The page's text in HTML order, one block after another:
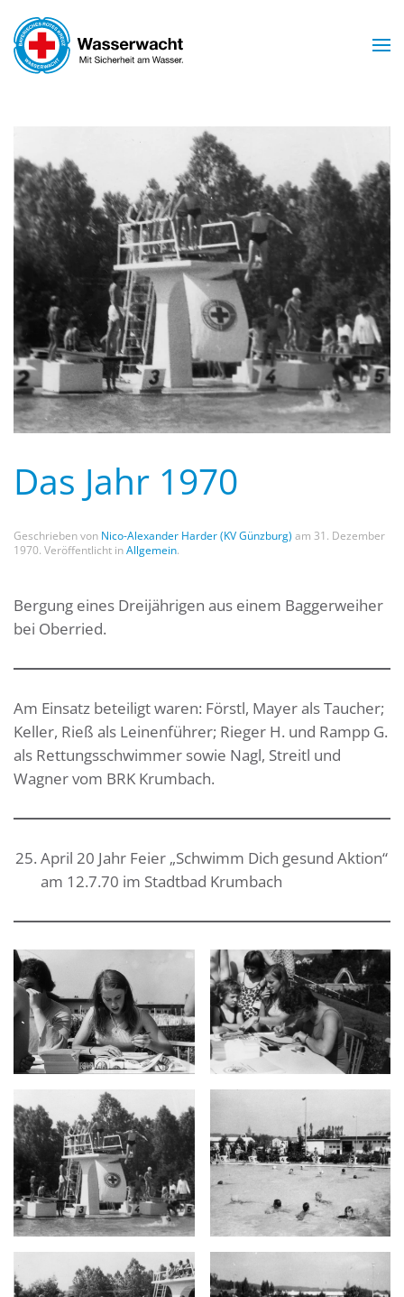
Skip to main content
Das Jahr 1970
Geschrieben von Nico-Alexander Harder (KV Günzburg) am 31. Dezember
1970. Veröffentlicht inAllgemein.
Bergung eines Dreijährigen aus einem Baggerweiher
bei Oberried.
Am Einsatz beteiligt waren: Förstl, Mayer als Taucher;
Keller, Rieß als Leinenführer; Rieger H. und Rampp G.
als Rettungsschwimmer sowie Nagl, Streitl und
Wagner vom BRK Krumbach.
April 20 Jahr Feier „Schwimm Dich gesund Aktion“
am 12.7.70 im Stadtbad Krumbach